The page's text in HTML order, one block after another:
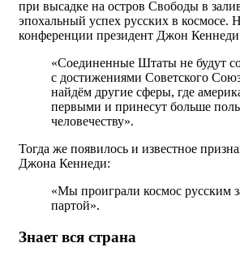
при высадке на остров Свободы в
эпохальный успех русских в космосе.
конференции президент Джон Кеннеди
«Соединенные Штаты не будут
с достижениями Советского
найдём другие сферы, где
первыми и принесут больше
человечеству».
Тогда же появилось и известное
Джона Кеннеди:
«Мы проиграли космос русским
партой».
Знает вся страна